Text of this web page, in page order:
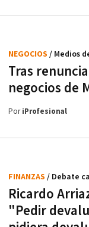
Tras
negocios de
NEGOCIOS / Medios
PoriProfesional
Ricardo
"Pedir
FINANZAS / Debate